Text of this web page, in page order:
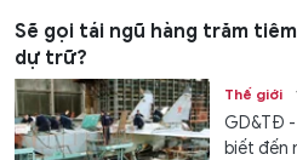
Sẽ gọi tái ngũ hàng trăm
dự trữ?
Thế giới
GD&TĐ
biết đến